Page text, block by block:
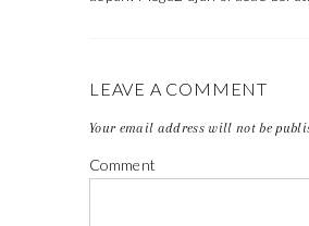
LEAVE A COMMENT
Your email address will not be
Comment